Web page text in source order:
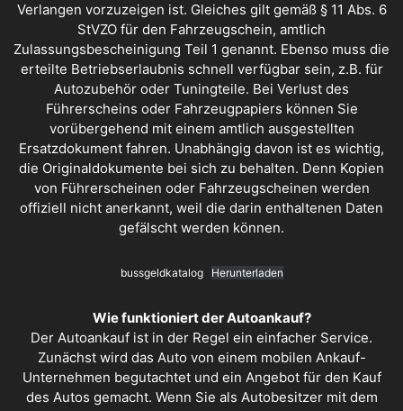
Verlangen vorzuzeigen ist. Gleiches gilt gemäß § 11 Abs. 6
StVZO für den Fahrzeugschein, amtlich
Zulassungsbescheinigung Teil 1 genannt. Ebenso muss die
erteilte Betriebserlaubnis schnell verfügbar sein, z.B. für
Autozubehör oder Tuningteile. Bei Verlust des
Führerscheins oder Fahrzeugpapiers können Sie
vorübergehend mit einem amtlich ausgestellten
Ersatzdokument fahren. Unabhängig davon ist es wichtig,
die Originaldokumente bei sich zu behalten. Denn Kopien
von Führerscheinen oder Fahrzeugscheinen werden
offiziell nicht anerkannt, weil die darin enthaltenen Daten
gefälscht werden können.
bussgeldkatalog Herunterladen
Wie funktioniert der Autoankauf?
Der Autoankauf ist in der Regel ein einfacher Service.
Zunächst wird das Auto von einem mobilen Ankauf-
Unternehmen begutachtet und ein Angebot für den Kauf
des Autos gemacht. Wenn Sie als Autobesitzer mit dem